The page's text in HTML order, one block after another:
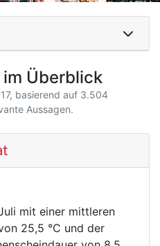
im Überblick
basierend auf 3.504
Aussagen.
mit einer mittleren
25,5 °C und der